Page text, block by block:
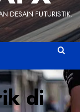
DESAIN FUTURISTIK.
di